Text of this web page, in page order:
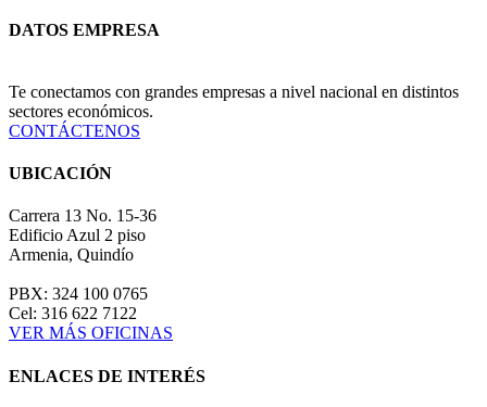
DATOS EMPRESA
Te conectamos con grandes empresas a nivel nacional en distintos
sectores económicos.
CONTÁCTENOS
UBICACIÓN
Carrera 13 No. 15-36
Edificio Azul 2 piso
Armenia, Quindío
PBX: 324 100 0765
Cel: 316 622 7122
VER MÁS OFICINAS
ENLACES DE INTERÉS